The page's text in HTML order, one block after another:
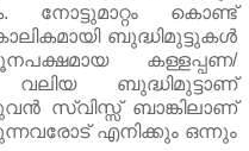
നോട്ടുമാറ്റം കൊണ്ട്
ബുദ്ധിമുട്ടുകള്‍
കള്ളപ്പണ/
ബുദ്ധിമുട്ടാണ്
സ്വിസ്സ് ബാങ്കിലാണ്
എനിക്കും ഒന്നും